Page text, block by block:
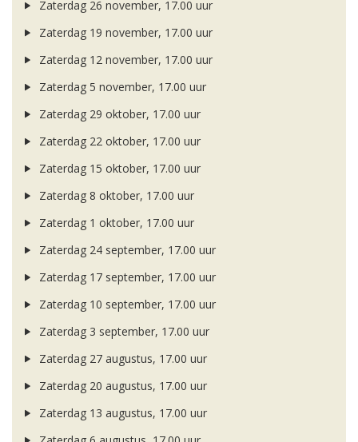
Zaterdag 26 november, 17.00 uur
Zaterdag 19 november, 17.00 uur
Zaterdag 12 november, 17.00 uur
Zaterdag 5 november, 17.00 uur
Zaterdag 29 oktober, 17.00 uur
Zaterdag 22 oktober, 17.00 uur
Zaterdag 15 oktober, 17.00 uur
Zaterdag 8 oktober, 17.00 uur
Zaterdag 1 oktober, 17.00 uur
Zaterdag 24 september, 17.00 uur
Zaterdag 17 september, 17.00 uur
Zaterdag 10 september, 17.00 uur
Zaterdag 3 september, 17.00 uur
Zaterdag 27 augustus, 17.00 uur
Zaterdag 20 augustus, 17.00 uur
Zaterdag 13 augustus, 17.00 uur